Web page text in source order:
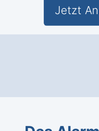
Jetzt